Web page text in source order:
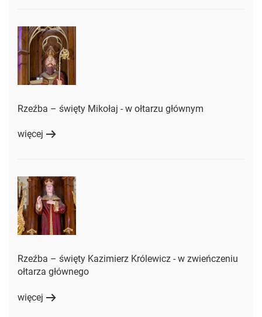
Rzeźba – święty Mikołaj - w ołtarzu głównym
więcej
Rzeźba – święty Kazimierz Królewicz - w zwieńczeniu
ołtarza głównego
więcej